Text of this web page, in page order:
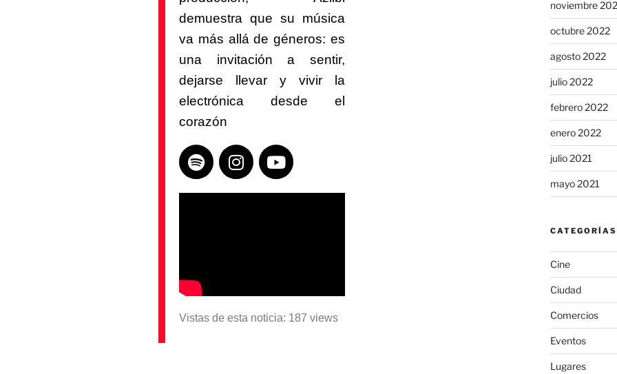
demuestra que su música
va más allá de géneros: es
una invitación a sentir,
dejarse llevar y vivir la
electrónica desde el
corazón
Vistas de esta noticia: 187 views
noviembre
octubre 2022
agosto 2022
julio 2022
febrero 2022
enero 2022
julio 2021
mayo 2021
CATEGORÍAS
Cine
Ciudad
Comercios
Eventos
Lugares